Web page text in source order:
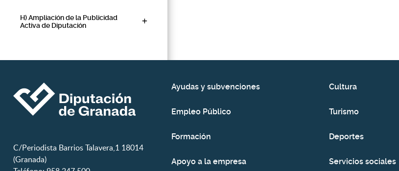
H) Ampliación de la Publicidad
Activa de Diputación
C/Periodista Barrios Talavera,1 18014
(Granada)
Ayudas y subvenciones
Empleo Público
Formación
Apoyo a la empresa
Cultura
Turismo
Deportes
Servicios sociales